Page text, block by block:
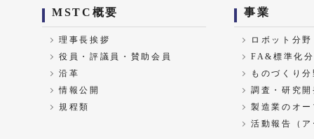
MSTC概要
理事長挨拶
役員・評議員・賛助会員
沿革
情報公開
規程類
事業
ロボット分野
FA&標準化
ものづくり
調査・研究
製造業のオ
活動報告（